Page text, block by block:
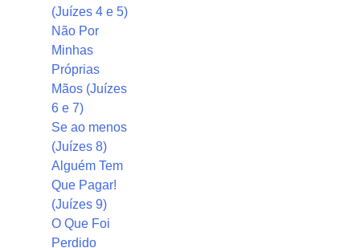
(Juízes 4 e 5)
Não Por
Minhas
Próprias
Mãos (Juízes
6 e 7)
Se ao menos
(Juízes 8)
Alguém Tem
Que Pagar!
(Juízes 9)
O Que Foi
Perdido